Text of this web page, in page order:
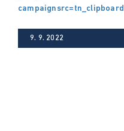
campaignsrc=tn_clipboard
9. 9. 2022